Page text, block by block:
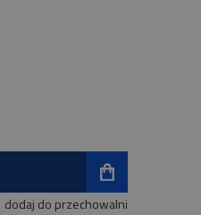
dodaj do przechowalni